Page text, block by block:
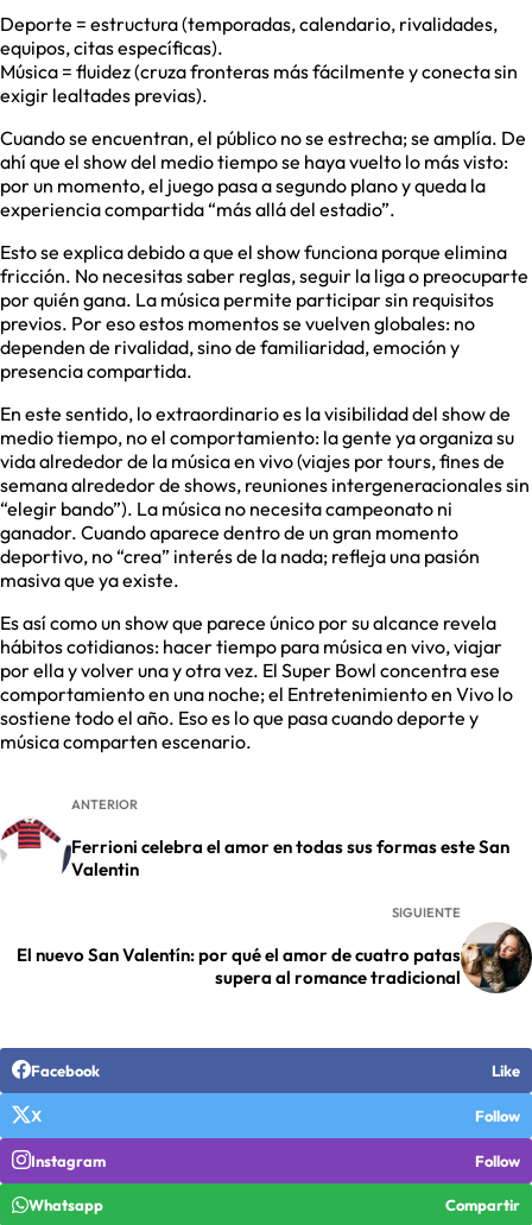
Deporte = estructura (temporadas, calendario, rivalidades,
equipos, citas específicas).
Música = fluidez (cruza fronteras más fácilmente y conecta sin
exigir lealtades previas).
Cuando se encuentran, el público no se estrecha; se amplía. De
ahí que el show del medio tiempo se haya vuelto lo más visto:
por un momento, el juego pasa a segundo plano y queda la
experiencia compartida “más allá del estadio”.
Esto se explica debido a que el show funciona porque elimina
fricción. No necesitas saber reglas, seguir la liga o preocuparte
por quién gana. La música permite participar sin requisitos
previos. Por eso estos momentos se vuelven globales: no
dependen de rivalidad, sino de familiaridad, emoción y
presencia compartida.
En este sentido, lo extraordinario es la visibilidad del show de
medio tiempo, no el comportamiento: la gente ya organiza su
vida alrededor de la música en vivo (viajes por tours, fines de
semana alrededor de shows, reuniones intergeneracionales sin
“elegir bando”). La música no necesita campeonato ni
ganador. Cuando aparece dentro de un gran momento
deportivo, no “crea” interés de la nada; refleja una pasión
masiva que ya existe.
Es así como un show que parece único por su alcance revela
hábitos cotidianos: hacer tiempo para música en vivo, viajar
por ella y volver una y otra vez. El Super Bowl concentra ese
comportamiento en una noche; el Entretenimiento en Vivo lo
sostiene todo el año. Eso es lo que pasa cuando deporte y
música comparten escenario.
ANTERIOR
Ferrioni celebra el amor en todas sus formas este San
Valentin
SIGUIENTE
El nuevo San Valentín: por qué el amor de cuatro patas
supera al romance tradicional
Facebook Like
X Follow
Instagram Follow
Whatsapp Compartir